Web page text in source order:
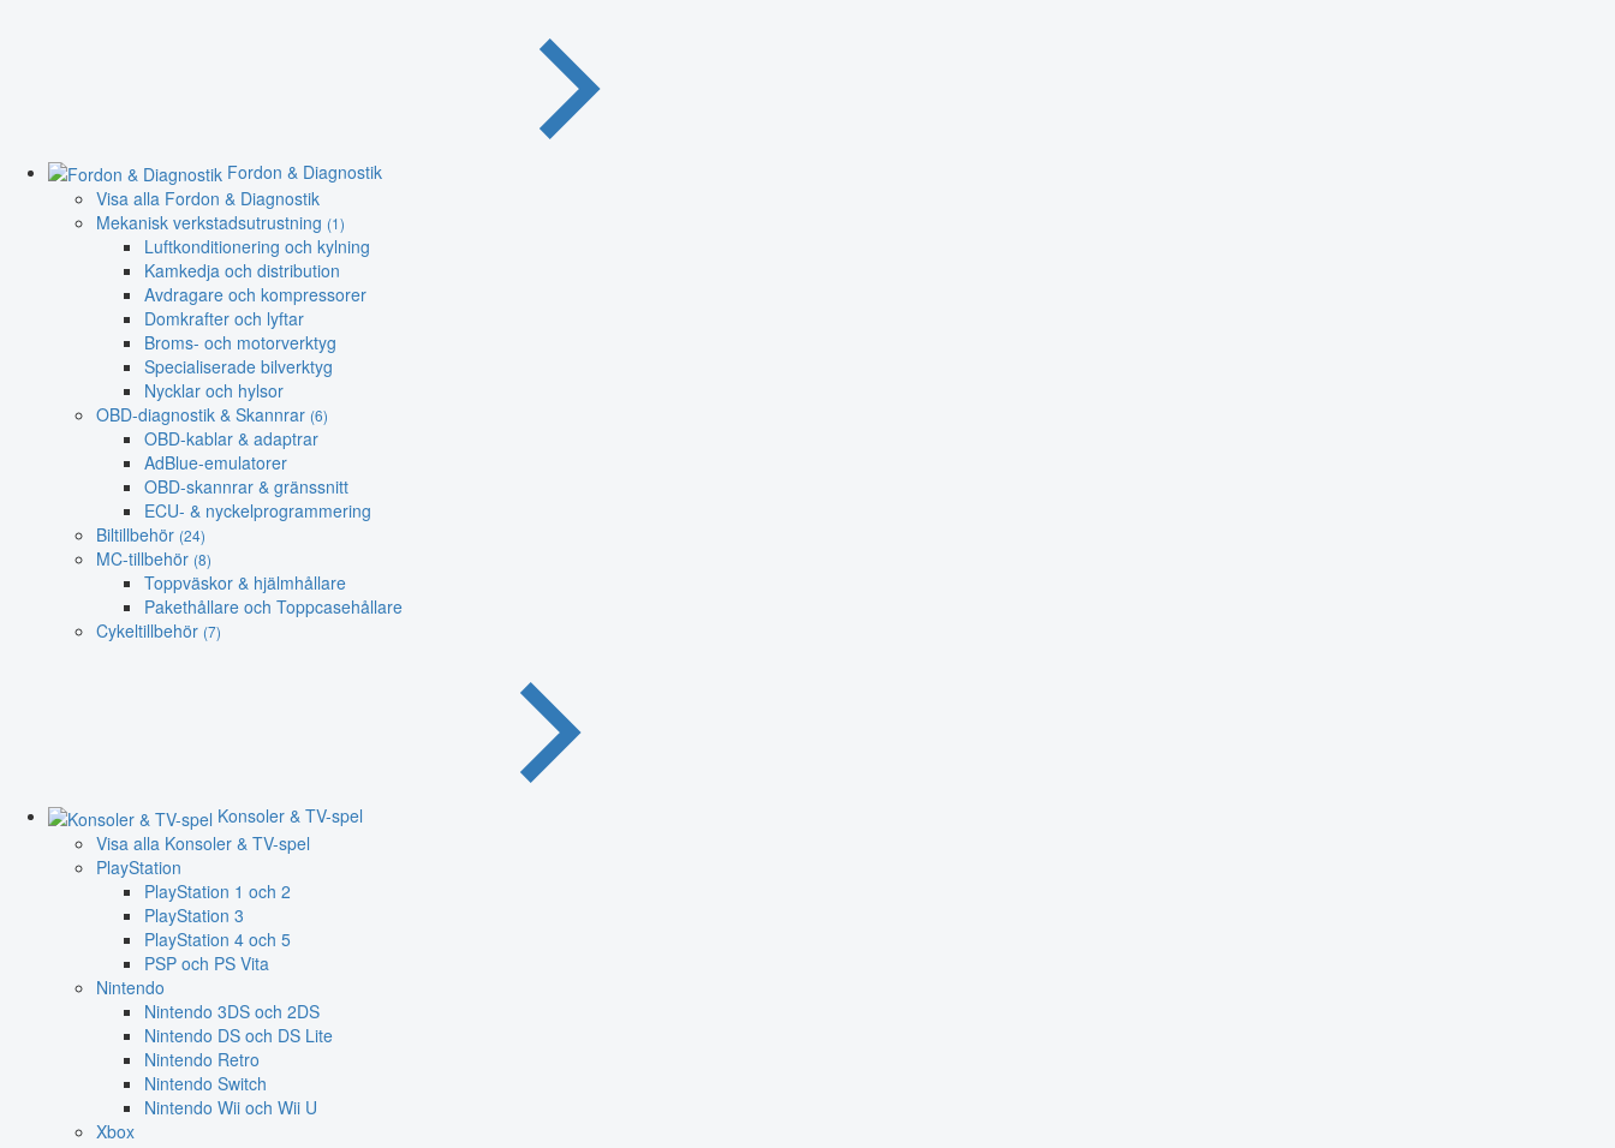
Fordon & Diagnostik
Visa alla Fordon & Diagnostik
Mekanisk verkstadsutrustning (1)
Luftkonditionering och kylning
Kamkedja och distribution
Avdragare och kompressorer
Domkrafter och lyftar
Broms- och motorverktyg
Specialiserade bilverktyg
Nycklar och hylsor
OBD-diagnostik & Skannrar (6)
OBD-kablar & adaptrar
AdBlue-emulatorer
OBD-skannrar & gränssnitt
ECU- & nyckelprogrammering
Biltillbehör (24)
MC-tillbehör (8)
Toppväskor & hjälmhållare
Pakethållare och Toppcasehållare
Cykeltillbehör (7)
Konsoler & TV-spel
Visa alla Konsoler & TV-spel
PlayStation
PlayStation 1 och 2
PlayStation 3
PlayStation 4 och 5
PSP och PS Vita
Nintendo
Nintendo 3DS och 2DS
Nintendo DS och DS Lite
Nintendo Retro
Nintendo Switch
Nintendo Wii och Wii U
Xbox